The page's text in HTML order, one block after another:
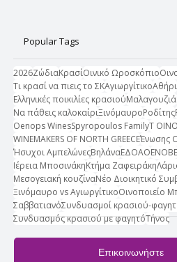
Popular Tags
2026ΖώδιαΚρασίΟινικό Ωροσκόπιο
Τι κρασί να πιεις το ΣΚΑγιωργίτικοΑθήρι
Ελληνικές ποικιλίες κρασιούΜαλαγουζιά
Να πάθεις καλοκαίριΞινόμαυροΡοδίτης
Oenops WinesSpyropoulos FamilyT
WINEMAKERS OF NORTH GREECEΈνωσης
Ήσυχοι ΑμπελώνεςΒηλάναΕΔΟΑΟΕΝΟΒΕ
Ιέρεια ΜποσινάκηΚτήμα Ζαφειράκη
Μεσογειακή κουζίναΝέο Διοικητικό
Ξινόμαυρο vs ΑγιωργίτικοΟινοποιείο
ΣαββατιανόΣυνδυασμοί κρασιού-
Συνδυασμός κρασιού με φαγητόΤήνος
Επικοινωνήστε